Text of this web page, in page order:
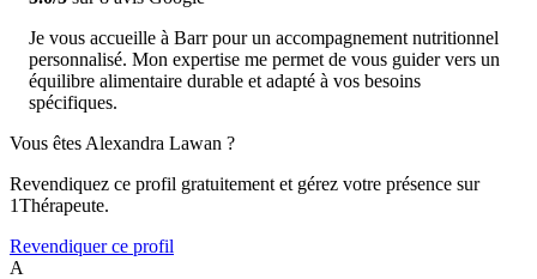
Je vous accueille à Barr pour un accompagnement nutritionnel
personnalisé. Mon expertise me permet de vous guider vers un
équilibre alimentaire durable et adapté à vos besoins
spécifiques.
Vous êtes Alexandra Lawan ?
Revendiquez ce profil gratuitement et gérez votre présence sur
1Thérapeute.
Revendiquer ce profil
A